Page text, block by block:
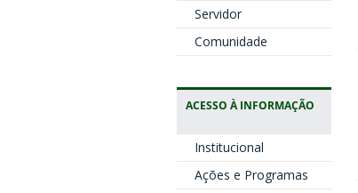
Servidor
Comunidade
ACESSO À INFORMAÇÃO
Institucional
Ações e Programas